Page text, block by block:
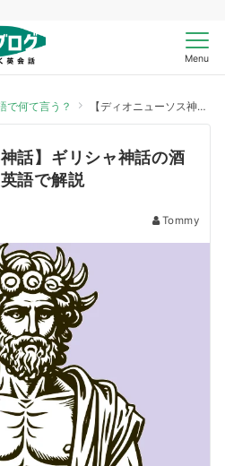
Menu
で何て言う？ 【ディオニューソス神話】ギリシャ神話の酒と豊穣の神の伝説を英語で解説
話】ギリシャ神話の酒
語で解説
Tommy